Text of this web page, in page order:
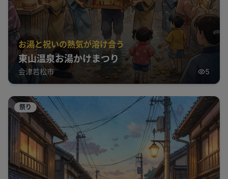
お湯と祝いの熱気が溶け合う
東山温泉お湯かけまつり
会津若松市 5
祭り